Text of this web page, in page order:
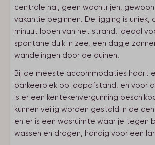
centrale hal, geen wachtrijen, gewoon
vakantie beginnen. De ligging is uniek,
minuut lopen van het strand. Ideaal
spontane duik in zee, een dagje
wandelingen door de duinen.
Bij de meeste accommodaties hoort
parkeerplek op loopafstand, en voor
is er een kentekenvergunning
kunnen veilig worden gestald in de
en er is een wasruimte waar je tegen
wassen en drogen, handig voor een